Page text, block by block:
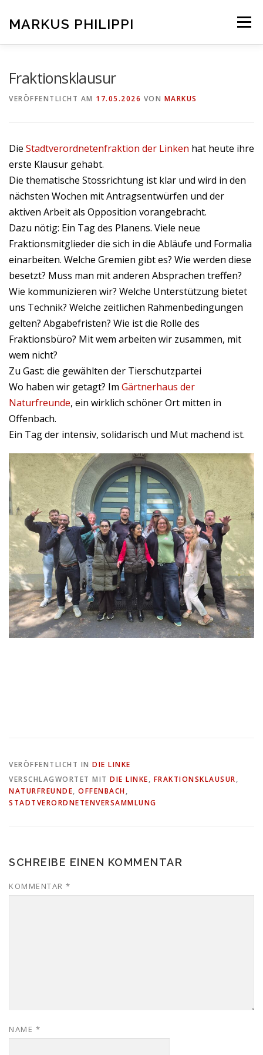
springen
MARKUS PHILIPPI Menü
Fraktionsklausur
VERÖFFENTLICHT AM 17.05.2026 VON MARKUS
Die Stadtverordnetenfraktion der Linken hat heute ihre
erste Klausur gehabt.
Die thematische Stossrichtung ist klar und wird in den
nächsten Wochen mit Antragsentwürfen und der
aktiven Arbeit als Opposition vorangebracht.
Dazu nötig: Ein Tag des Planens. Viele neue
Fraktionsmitglieder die sich in die Abläufe und Formalia
einarbeiten. Welche Gremien gibt es? Wie werden diese
besetzt? Muss man mit anderen Absprachen treffen?
Wie kommunizieren wir? Welche Unterstützung bietet
uns Technik? Welche zeitlichen Rahmenbedingungen
gelten? Abgabefristen? Wie ist die Rolle des
Fraktionsbüro? Mit wem arbeiten wir zusammen, mit
wem nicht?
Zu Gast: die gewählten der Tierschutzpartei
Wo haben wir getagt? Im Gärtnerhaus der
Naturfreunde, ein wirklich schöner Ort mitten in
Offenbach.
Ein Tag der intensiv, solidarisch und Mut machend ist.
VERÖFFENTLICHT IN DIE LINKE
VERSCHLAGWORTET MIT DIE LINKE, FRAKTIONSKLAUSUR,
NATURFREUNDE, OFFENBACH,
STADTVERORDNETENVERSAMMLUNG
SCHREIBE EINEN KOMMENTAR
KOMMENTAR *
NAME *